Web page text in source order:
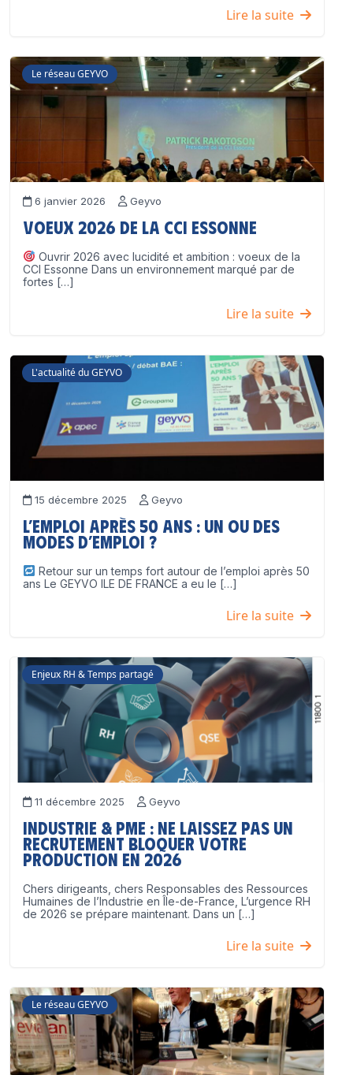
Lire la suite
Le réseau GEYVO
6 janvier 2026 Geyvo
Voeux 2026 de la CCI Essonne
Ouvrir 2026 avec lucidité et ambition : voeux de la
CCI Essonne Dans un environnement marqué par de
fortes […]
Lire la suite
L'actualité du GEYVO
15 décembre 2025 Geyvo
L’emploi après 50 ans : un ou des
modes d’emploi ?
Retour sur un temps fort autour de l’emploi après 50
ans Le GEYVO ILE DE FRANCE a eu le […]
Lire la suite
Enjeux RH & Temps partagé
11 décembre 2025 Geyvo
Industrie & PME : ne laissez pas un
recrutement bloquer votre
production en 2026
Chers dirigeants, chers Responsables des Ressources
Humaines de l’Industrie en Île-de-France, L’urgence RH
de 2026 se prépare maintenant. Dans un […]
Lire la suite
Le réseau GEYVO